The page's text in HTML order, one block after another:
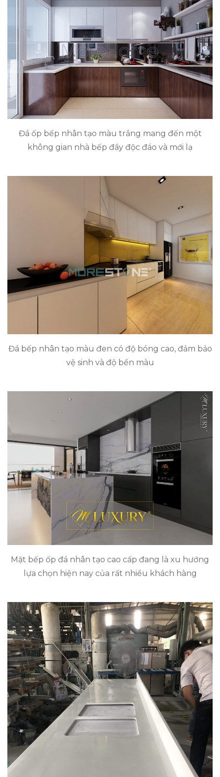
Đá ốp bếp nhân tạo màu trắng mang đến một
không gian nhà bếp đầy độc đáo và mới lạ
Đá bếp nhân tạo màu đen có độ bóng cao, đảm bảo
vệ sinh và độ bền màu
Mặt bếp ốp đá nhân tạo cao cấp đang là xu hướng
lựa chọn hiện nay của rất nhiều khách hàng